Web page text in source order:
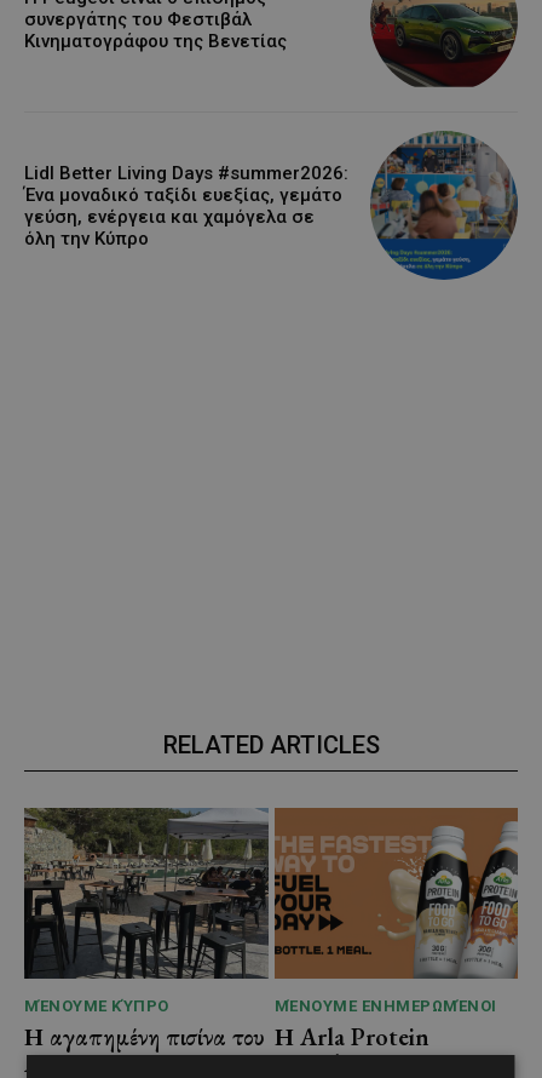
συνεργάτης του Φεστιβάλ
Κινηματογράφου της Βενετίας
Lidl Better Living Days #summer2026:
Ένα μοναδικό ταξίδι ευεξίας, γεμάτο
γεύση, ενέργεια και χαμόγελα σε
όλη την Κύπρο
RELATED ARTICLES
ΜΈΝΟΥΜΕ ΚΎΠΡΟ
Η αγαπημένη πισίνα του
Αγίου Ιωάννη Πιτσιλιάς
ΜΈΝΟΥΜΕ ΕΝΗΜΕΡΩΜΈΝΟΙ
Η Arla Protein
συνεχίζει να καινοτομεί